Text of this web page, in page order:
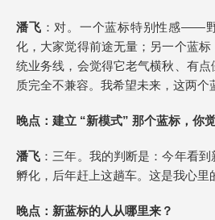
潘飞 ：对。一个蓝标特别性感——
化，大家觉得前途无量；另一个蓝
统业务线，会觉得它老气横秋、有
质完全不兼容。我希望未来，这两个
晚点 ：建立 “新模式” 那个蓝标，你
潘飞 ：三年。我的判断是：今年看
孵化，后年赶上这趟车。这是我心里
晚点 ：新蓝标的人从哪里来？